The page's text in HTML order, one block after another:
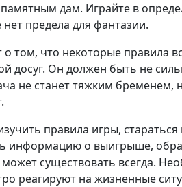
дам. Играйте в
предела для фантазии.
о том, что некоторые правила
досуг. Он должен быть не
не станет тяжким бременем,
правила игры,
информацию о выигрыше,
существовать всегда.
реагируют на жизненные